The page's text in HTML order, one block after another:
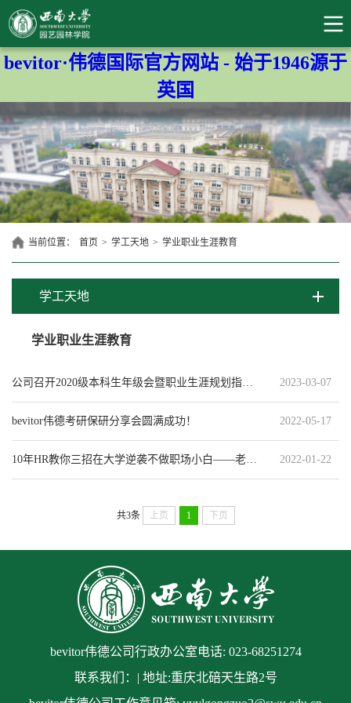
bevitor·伟德国际官方网站 - 始于1946源于
英国
当前位置： 首页 > 学工天地 > 学业职业生涯教育
学工天地
学业职业生涯教育
公司召开2020级本科生年级会暨职业生涯规划指导会 2023-03-07
bevitor伟德考研保研分享会圆满成功！ 2022-05-17
10年HR教你三招在大学逆袭不做职场小白——老员工职业生涯寒假生活指南 2022-01-22
共3条 上页 1 下页
bevitor伟德公司行政办公室电话: 023-68251274
联系我们：| 地址:重庆北碚天生路2号